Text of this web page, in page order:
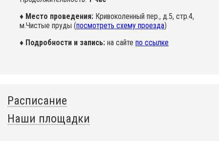
♦ Место проведения: Кривоколенный пер., д.5, стр.4,
м.Чистые пруды (посмотреть схему проезда)
♦ Подробности и запись: на сайте по ссылке
Расписание
Наши площадки